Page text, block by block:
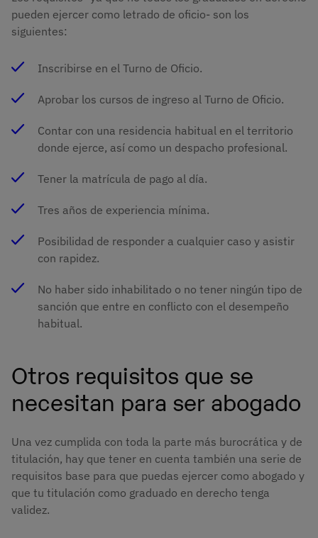
pueden ejercer como letrado de oficio- son los
siguientes:
Inscribirse en el Turno de Oficio.
Aprobar los cursos de ingreso al Turno de Oficio.
Contar con una residencia habitual en el territorio
donde ejerce, así como un despacho profesional.
Tener la matrícula de pago al día.
Tres años de experiencia mínima.
Posibilidad de responder a cualquier caso y asistir
con rapidez.
No haber sido inhabilitado o no tener ningún tipo de
sanción que entre en conflicto con el desempeño
habitual.
Otros requisitos que se
necesitan para ser abogado
Una vez cumplida con toda la parte más burocrática y de
titulación, hay que tener en cuenta también una serie de
requisitos base para que puedas ejercer como abogado y
que tu titulación como graduado en derecho tenga
validez.